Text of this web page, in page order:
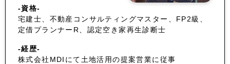
-資格-
宅建士、不動産コンサルティングマスター、FP2級、
定借プランナーR、認定空き家再生診断士
-経歴-
株式会社MDIにて土地活用の提案営業に従事